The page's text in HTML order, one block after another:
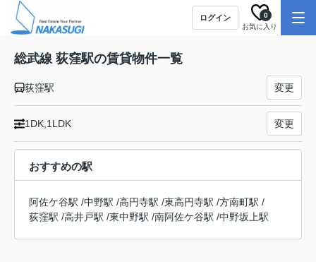
ログイン
お気に入り
0
総武線 荻窪駅の賃貸物件一覧
荻窪駅 変更
1DK,1LDK 変更
おすすめの駅
阿佐ケ谷駅 /中野駅 /高円寺駅 /東高円寺駅 /方南町駅 /
荻窪駅 /高井戸駅 /東中野駅 /南阿佐ケ谷駅 /中野坂上駅